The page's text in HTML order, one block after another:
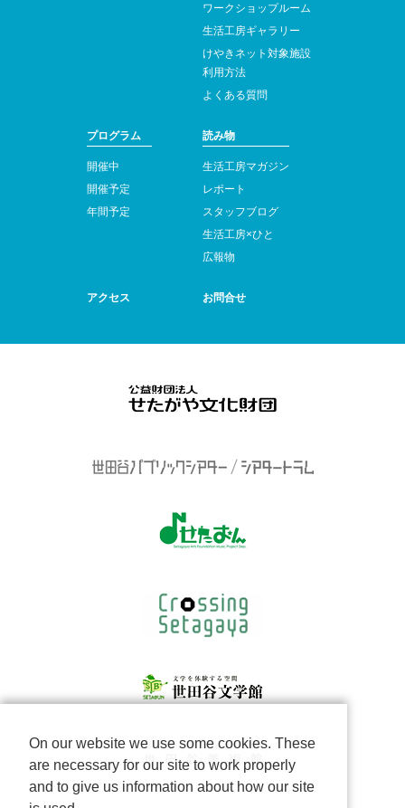
ワークショップルーム
生活工房ギャラリー
けやきネット対象施設
利用方法
よくある質問
プログラム
開催中
開催予定
年間予定
読み物
生活工房マガジン
レポート
スタッフブログ
生活工房×ひと
広報物
アクセス お問合せ
On our website we use some cookies. These
are necessary for our site to work properly
and to give us information about how our site